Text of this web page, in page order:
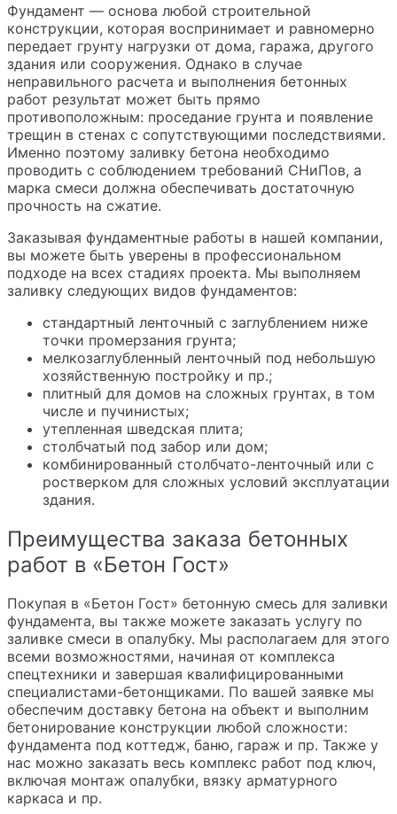
Фундамент — основа любой строительной
конструкции, которая воспринимает и равномерно
передает грунту нагрузки от дома, гаража, другого
здания или сооружения. Однако в случае
неправильного расчета и выполнения бетонных
работ результат может быть прямо
противоположным: проседание грунта и появление
трещин в стенах с сопутствующими последствиями.
Именно поэтому заливку бетона необходимо
проводить с соблюдением требований СНиПов, а
марка смеси должна обеспечивать достаточную
прочность на сжатие.
Заказывая фундаментные работы в нашей компании,
вы можете быть уверены в профессиональном
подходе на всех стадиях проекта. Мы выполняем
заливку следующих видов фундаментов:
стандартный ленточный с заглублением ниже
точки промерзания грунта;
мелкозаглубленный ленточный под небольшую
хозяйственную постройку и пр.;
плитный для домов на сложных грунтах, в том
числе и пучинистых;
утепленная шведская плита;
столбчатый под забор или дом;
комбинированный столбчато-ленточный или с
ростверком для сложных условий эксплуатации
здания.
Преимущества заказа бетонных
работ в «Бетон Гост»
Покупая в «Бетон Гост» бетонную смесь для заливки
фундамента, вы также можете заказать услугу по
заливке смеси в опалубку. Мы располагаем для этого
всеми возможностями, начиная от комплекса
спецтехники и завершая квалифицированными
специалистами-бетонщиками. По вашей заявке мы
обеспечим доставку бетона на объект и выполним
бетонирование конструкции любой сложности:
фундамента под коттедж, баню, гараж и пр. Также у
нас можно заказать весь комплекс работ под ключ,
включая монтаж опалубки, вязку арматурного
каркаса и пр.